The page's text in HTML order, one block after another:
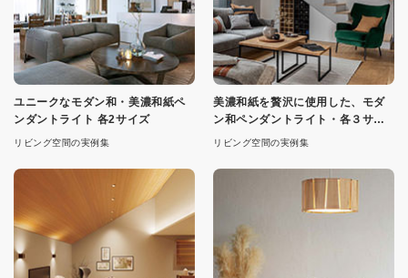
ユニークなモダン和・美濃和紙ペ
ンダントライト 各2サイズ
リビング空間の実例集
美濃和紙を贅沢に使用した、モダ
ン和ペンダントライト・各３サイ
ズ
リビング空間の実例集